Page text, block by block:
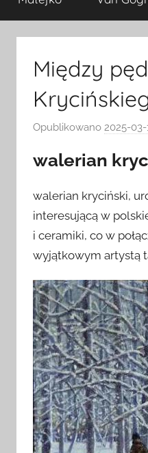
Między
Opublikowano 2025-03-
walerian
walerian kryciński,
interesującą w
i ceramiki, co w
wyjątkowym artystą